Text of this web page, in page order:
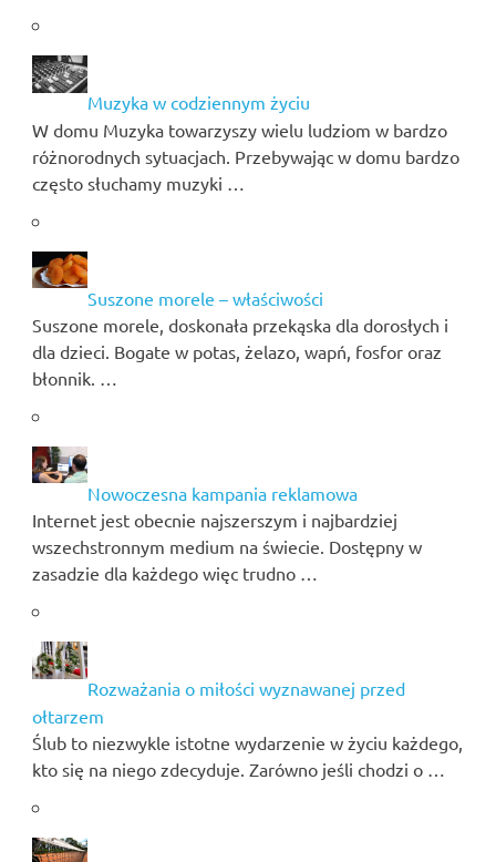
Muzyka w codziennym życiu
W domu Muzyka towarzyszy wielu ludziom w bardzo
różnorodnych sytuacjach. Przebywając w domu bardzo
często słuchamy muzyki …
Suszone morele – właściwości
Suszone morele, doskonała przekąska dla dorosłych i
dla dzieci. Bogate w potas, żelazo, wapń, fosfor oraz
błonnik. …
Nowoczesna kampania reklamowa
Internet jest obecnie najszerszym i najbardziej
wszechstronnym medium na świecie. Dostępny w
zasadzie dla każdego więc trudno …
Rozważania o miłości wyznawanej przed
ołtarzem
Ślub to niezwykle istotne wydarzenie w życiu każdego,
kto się na niego zdecyduje. Zarówno jeśli chodzi o …